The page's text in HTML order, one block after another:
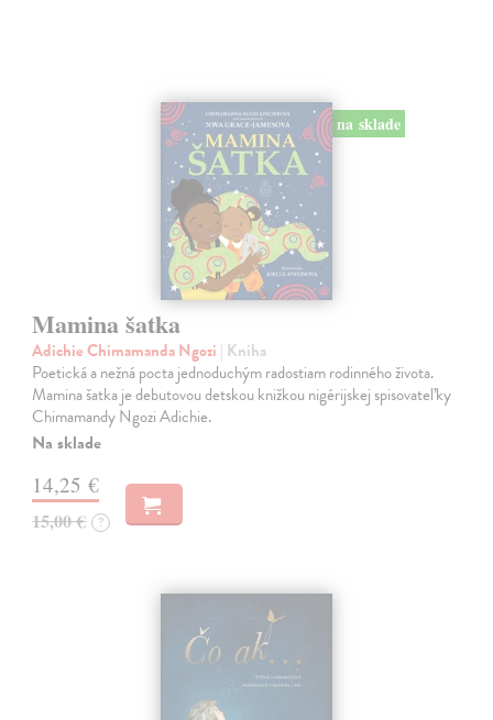
na sklade
Mamina šatka
Adichie Chimamanda Ngozi | Kniha
Poetická a nežná pocta jednoduchým radostiam rodinného života.
Mamina šatka je debutovou detskou knižkou nigérijskej spisovateľky
Chimamandy Ngozi Adichie.
Na sklade
14,25 €
15,00 € ?